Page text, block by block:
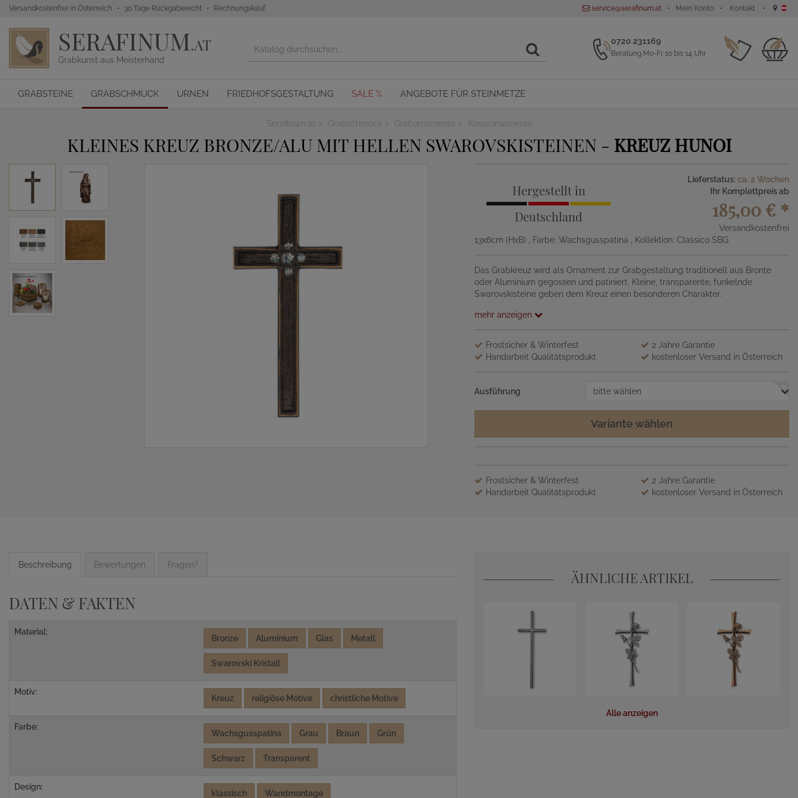
Versandkostenfrei in Österreich 30 Tage Rückgaberecht Rechnungskauf service@serafinum.at Mein Konto Kontakt
SERAFINUM.AT
Grabkunst aus Meisterhand
0720 231169
Beratung Mo-Fr 10 bis 14 Uhr
GRABSTEINE GRABSCHMUCK URNEN FRIEDHOFSGESTALTUNG SALE % ANGEBOTE FÜR STEINMETZE
Serafinum.at Grabschmuck Grabornamente Kreuzornamente
KLEINES KREUZ BRONZE/ALU MIT HELLEN SWAROVSKISTEINEN - KREUZ HUNOI
Hergestellt in
Deutschland
Lieferstatus: ca. 2 Wochen
Ihr Komplettpreis ab
185,00 € *
Versandkostenfrei
13x6cm (HxB)
, Farbe: Wachsgusspatina , Kollektion: Classico SBG
Das Grabkreuz wird als Ornament zur Grabgestaltung traditionell aus Bronte
oder Aluminium gegossen und patiniert. Kleine, transparente, funkelnde
Swarovskisteine geben dem Kreuz einen besonderen Charakter.
mehr anzeigen
Frostsicher & Winterfest
2 Jahre Garantie
Handarbeit Qualitätsprodukt
kostenloser Versand in Österreich
Ausführung bitte wählen
Variante wählen
Frostsicher & Winterfest
2 Jahre Garantie
Handarbeit Qualitätsprodukt
kostenloser Versand in Österreich
Beschreibung Bewertungen Fragen?
DATEN & FAKTEN
Material:
Bronze Aluminium Glas Metall
Swarovski Kristall
Motiv:
Kreuz religiöse Motive christliche Motive
Farbe:
Wachsgusspatina Grau Braun Grün
Schwarz Transparent
Design:
klassisch Wandmontage
ÄHNLICHE ARTIKEL
Alle anzeigen